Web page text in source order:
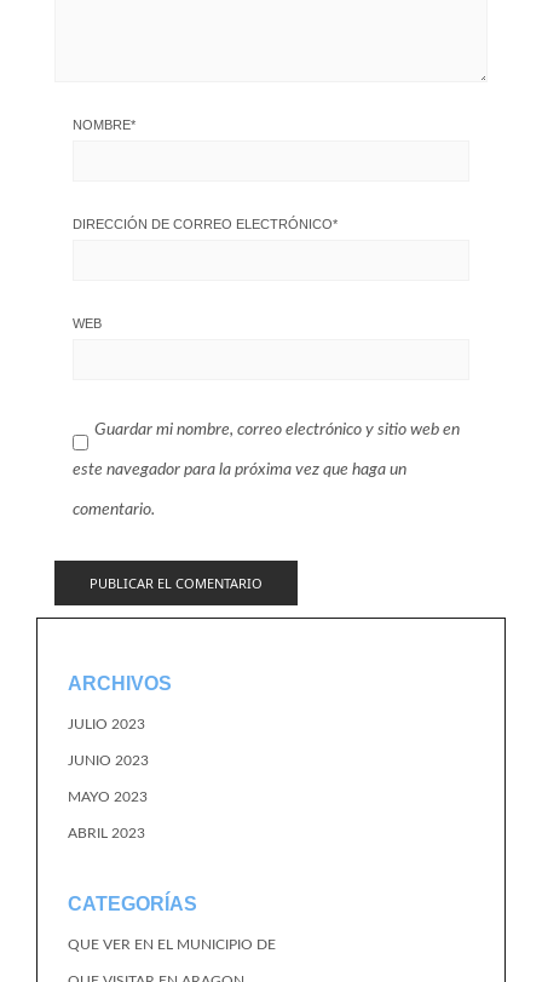
NOMBRE*
DIRECCIÓN DE CORREO ELECTRÓNICO*
WEB
Guardar mi nombre, correo electrónico y sitio web en
este navegador para la próxima vez que haga un
comentario.
ARCHIVOS
JULIO 2023
JUNIO 2023
MAYO 2023
ABRIL 2023
CATEGORÍAS
QUE VER EN EL MUNICIPIO DE